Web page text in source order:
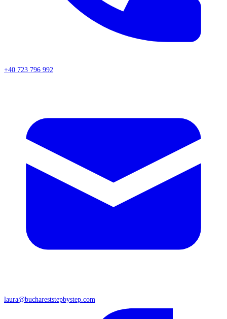
+40 723 796 992
laura@buchareststepbystep.com